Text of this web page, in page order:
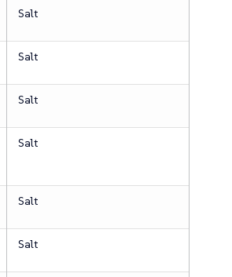
Salt
Salt
Salt
Salt
Salt
Salt